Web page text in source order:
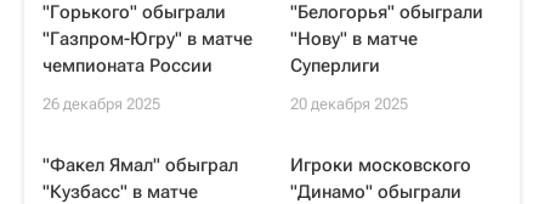
"Горького" обыграли
"Газпром-Югру" в матче
чемпионата России
26 декабря 2025
"Белогорья" обыграли
"Нову" в матче
Суперлиги
20 декабря 2025
"Факел Ямал" обыграл
"Кузбасс" в матче
Игроки московского
"Динамо" обыграли